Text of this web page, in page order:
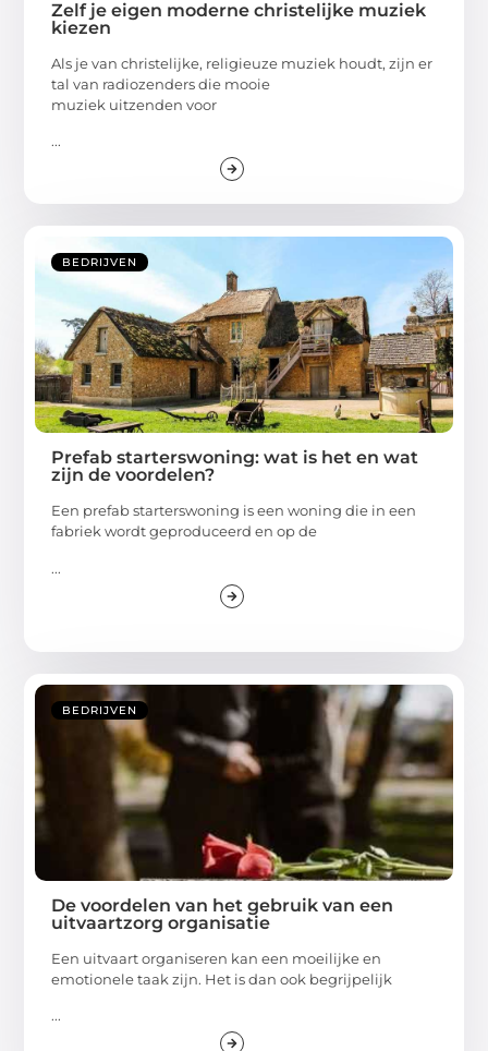
Zelf je eigen moderne christelijke muziek
kiezen
Als je van christelijke, religieuze muziek houdt, zijn er
tal van radiozenders die mooie
muziek uitzenden voor
...
BEDRIJVEN
Prefab starterswoning: wat is het en wat
zijn de voordelen?
Een prefab starterswoning is een woning die in een
fabriek wordt geproduceerd en op de
...
BEDRIJVEN
De voordelen van het gebruik van een
uitvaartzorg organisatie
Een uitvaart organiseren kan een moeilijke en
emotionele taak zijn. Het is dan ook begrijpelijk
...